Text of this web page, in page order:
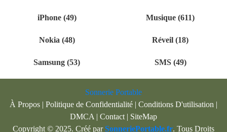
iPhone (49) Musique (611)
Nokia (48) Réveil (18)
Samsung (53) SMS (49)
Sonnerie Portable
À Propos | Politique de Confidentialité | Conditions D'utilisation |
DMCA | Contact | SiteMap
Copyright © 2025. Créé parSonneriePortable.fr. Tous Droits